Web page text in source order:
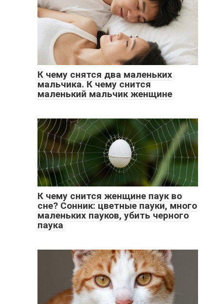
К чему снятся два маленьких
мальчика. К чему снится
маленький мальчик женщине
К чему снится женщине паук во
сне? Сонник: цветные пауки, много
маленьких пауков, убить черного
паука